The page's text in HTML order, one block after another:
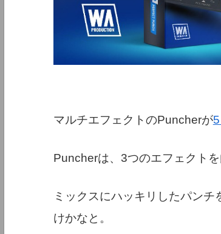
マルチエフェクトのPuncherが
Puncherは、3つのエフェクト
ミックスにハッキリしたパン
けかなと。